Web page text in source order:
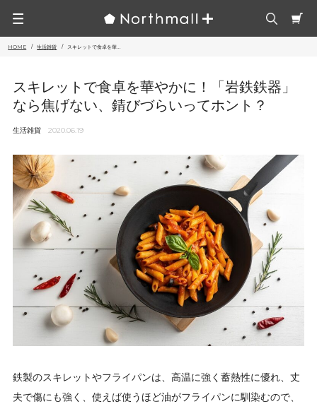
HOME 生活雑貨 スキレットで食卓を華...
スキレットで食卓を華やかに！「岩鉄鉄器」
なら焦げない、錆びづらいってホント？
生活雑貨 2020.06.19
鉄製のスキレットやフライパンは、高温に強く蓄熱性に優れ、丈
夫で傷にも強く、使えば使うほど油がフライパンに馴染むので、